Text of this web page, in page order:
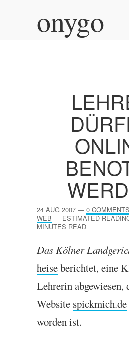
onygo
24 AUG 2007 — 0 COMMENTS
WEB — ESTIMATED
MINUTES READ
Das Köl­ner
heiseberichtet, eine
Lehr­er­in abgew­iesen,
Web­site spick​mich​.de
worden ist.